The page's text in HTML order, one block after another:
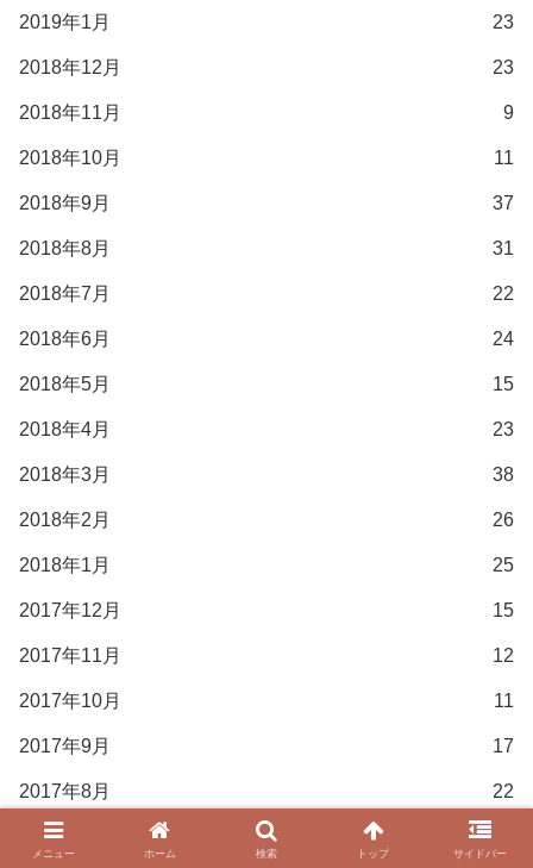
2019年1月 23
2018年12月 23
2018年11月 9
2018年10月 11
2018年9月 37
2018年8月 31
2018年7月 22
2018年6月 24
2018年5月 15
2018年4月 23
2018年3月 38
2018年2月 26
2018年1月 25
2017年12月 15
2017年11月 12
2017年10月 11
2017年9月 17
2017年8月 22
2017年7月
メニュー ホーム 検索 トップ サイドバー